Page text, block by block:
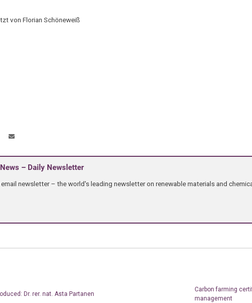
von Florian Schöneweiß
– Daily Newsletter
newsletter – the world's leading newsletter on renewable materials and
Dr. rer. nat. Asta Partanen
Carbon farming
management